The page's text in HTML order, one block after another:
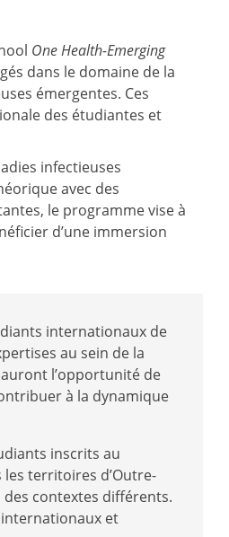
One Health-Emerging
dans le domaine de la
émergentes. Ces
des étudiantes et
infectieuses
avec des
le programme vise à
d’une immersion
internationaux de
au sein de la
l’opportunité de
à la dynamique
inscrits au
territoires d’Outre-
contextes différents.
et